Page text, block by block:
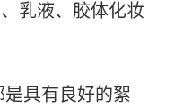
乳液、胶体化妆
具有良好的絮